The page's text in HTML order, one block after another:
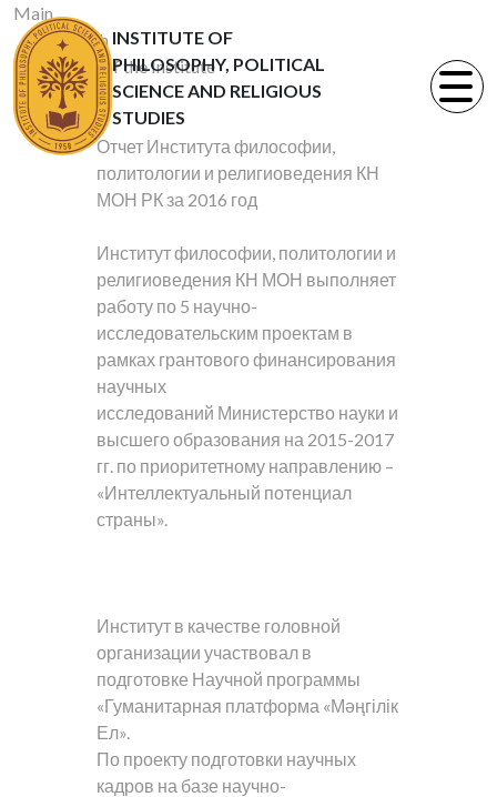
INSTITUTE OF
PHILOSOPHY, POLITICAL
SCIENCE AND RELIGIOUS
STUDIES
Main
Research
Reports of the Institute
Отчет Института философии,
политологии и религиоведения КН
МОН РК за 2016 год
Институт философии, политологии и
религиоведения КН МОН выполняет
работу по 5 научно-
исследовательским проектам в
рамках грантового финансирования
научных
исследований Министерство науки и
высшего образования на 2015-2017
гг. по приоритетному направлению –
«Интеллектуальный потенциал
страны».
Институт в качестве головной
организации участвовал в
подготовке Научной программы
«Гуманитарная платформа «Мәңгілік
Ел».
По проекту подготовки научных
кадров на базе научно-